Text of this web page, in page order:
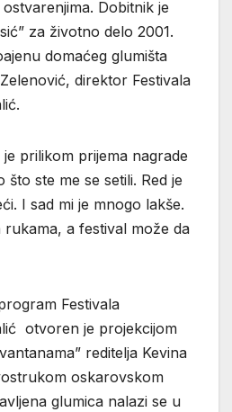
Dobitnik je
za životno delo 2001.
domaćeg glumišta
direktor Festivala
prilikom prijema nagrade
što ste me se setili. Red je
I sad mi je mnogo lakše.
rukama, a festival može da
Festivala
otvoren je projekcijom
reditelja Kevina
oskarovskom
glumica nalazi se u